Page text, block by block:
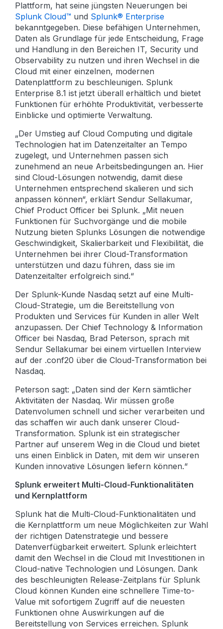
Plattform, hat seine jüngsten Neuerungen bei
Splunk Cloud™ und Splunk® Enterprise
bekanntgegeben. Diese befähigen Unternehmen,
Daten als Grundlage für jede Entscheidung, Frage
und Handlung in den Bereichen IT, Security und
Observability zu nutzen und ihren Wechsel in die
Cloud mit einer einzelnen, modernen
Datenplattform zu beschleunigen. Splunk
Enterprise 8.1 ist jetzt überall erhältlich und bietet
Funktionen für erhöhte Produktivität, verbesserte
Einblicke und optimierte Verwaltung.
„Der Umstieg auf Cloud Computing und digitale
Technologien hat im Datenzeitalter an Tempo
zugelegt, und Unternehmen passen sich
zunehmend an neue Arbeitsbedingungen an. Hier
sind Cloud-Lösungen notwendig, damit diese
Unternehmen entsprechend skalieren und sich
anpassen können“, erklärt Sendur Sellakumar,
Chief Product Officer bei Splunk. „Mit neuen
Funktionen für Suchvorgänge und die mobile
Nutzung bieten Splunks Lösungen die notwendige
Geschwindigkeit, Skalierbarkeit und Flexibilität, die
Unternehmen bei ihrer Cloud-Transformation
unterstützen und dazu führen, dass sie im
Datenzeitalter erfolgreich sind.“
Der Splunk-Kunde Nasdaq setzt auf eine Multi-
Cloud-Strategie, um die Bereitstellung von
Produkten und Services für Kunden in aller Welt
anzupassen. Der Chief Technology & Information
Officer bei Nasdaq, Brad Peterson, sprach mit
Sendur Sellakumar bei einem virtuellen Interview
auf der .conf20 über die Cloud-Transformation bei
Nasdaq.
Peterson sagt: „Daten sind der Kern sämtlicher
Aktivitäten der Nasdaq. Wir müssen große
Datenvolumen schnell und sicher verarbeiten und
das schaffen wir auch dank unserer Cloud-
Transformation. Splunk ist ein strategischer
Partner auf unserem Weg in die Cloud und bietet
uns einen Einblick in Daten, mit dem wir unseren
Kunden innovative Lösungen liefern können.“
Splunk erweitert Multi-Cloud-Funktionalitäten
und Kernplattform
Splunk hat die Multi-Cloud-Funktionalitäten und
die Kernplattform um neue Möglichkeiten zur Wahl
der richtigen Datenstrategie und bessere
Datenverfügbarkeit erweitert. Splunk erleichtert
damit den Wechsel in die Cloud mit Investitionen in
Cloud-native Technologien und Lösungen. Dank
des beschleunigten Release-Zeitplans für Splunk
Cloud können Kunden eine schnellere Time-to-
Value mit sofortigem Zugriff auf die neuesten
Funktionen ohne Auswirkungen auf die
Bereitstellung von Services erreichen. Splunk